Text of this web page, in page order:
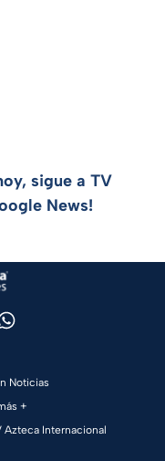
sigue a TV
News!
Noticias
+
Azteca Internacional